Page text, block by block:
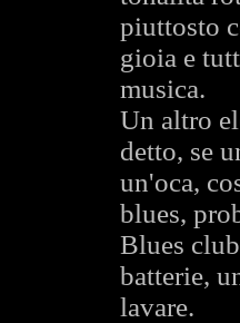
piuttosto
gioia e
musica.
Un altro
detto, se
un'oca,
blues,
Blues
batterie,
lavare.